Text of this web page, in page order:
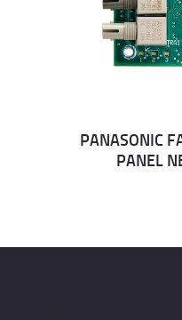
Details
PANASONIC
PANEL